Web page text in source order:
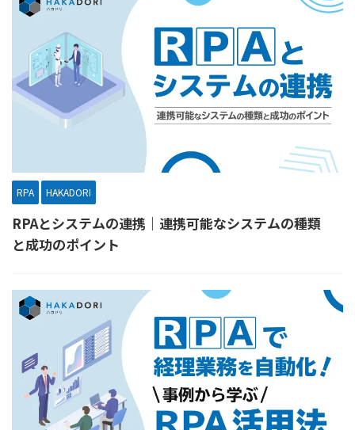
RPA HAKADORI
RPAとシステムの連携｜連携可能なシステムの種類
と成功のポイント